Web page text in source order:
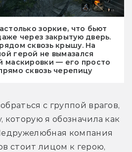
зоркие, что бьют
через закрытую дверь.
сквозь крышу. На
герой не вымазался
маскировки — его просто
сквозь черепицу
с группой врагов,
которую я обозначила как
компания
стоит лицом к герою,